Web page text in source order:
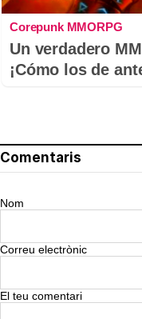
Corepunk MMORPG
Un verdadero
¡Cómo los de
Comentaris
Nom
Correu electrònic
El teu comentari